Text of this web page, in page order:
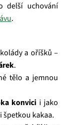
delší uchování
.
a oříšků –
.
tělo a jemnou
konvici i jako
špetkou kakaa.